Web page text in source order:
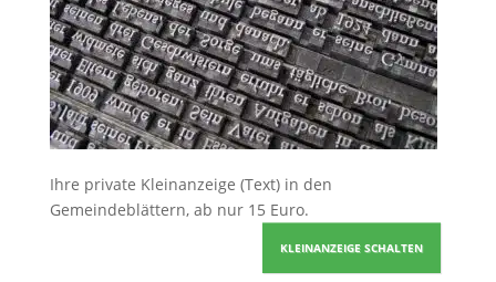
Ihre private Kleinanzeige (Text) in den
Gemeindeblättern, ab nur 15 Euro.
KLEINANZEIGE SCHALTEN